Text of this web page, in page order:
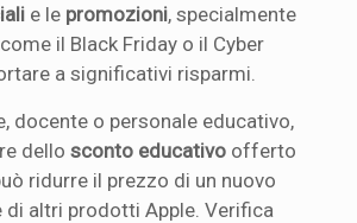
e le promozioni, specialmente
il Black Friday o il Cyber
a significativi risparmi.
docente o personale educativo,
dellosconto educativo offerto
ridurre il prezzo di un nuovo
di altri prodotti Apple. Verifica